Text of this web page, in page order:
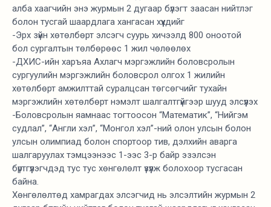
алба хаагчийн энэ журмын 2 дугаар бүлэгт заасан нийтлэг
болон тусгай шаардлага хангасан хүүхдийг
-Эрх зүйн хөтөлбөрт элсэгч суурь хичээлд 800 оноотой
бол сургалтын төлбөрөөс 1 жил чөлөөлөх
-ДХИС-ийн харъяа Ахлагч мэргэжлийн боловсролын
сургуулийн мэргэжлийн боловсрол олгох 1 жилийн
хөтөлбөрт амжилттай суралцсан төгсөгчийг тухайн
мэргэжлийн хөтөлбөрт нэмэлт шалгалтгүйгээр шууд элсүүлэх
-Боловсролын яамнаас тогтоосон “Математик”, “Нийгэм
судлал”, “Англи хэл”, “Монгол хэл”-ний олон улсын болон
улсын олимпиад болон спортоор тив, дэлхийн аварга
шалгаруулах тэмцээнээс 1-ээс 3-р байр эзэлсэн
бүртгүүлэгчдэд тус тус хөнгөлөлт үзүүлж болохоор тусгасан
байна.
Хөнгөлөлтөд хамрагдах элсэгчид нь элсэлтийн журмын 2